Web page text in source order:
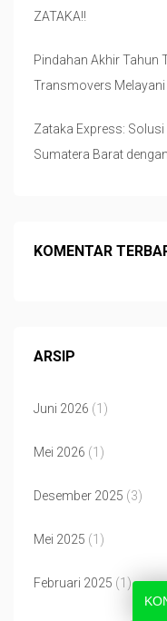
ZATAKA‼
Pindahan Akhir Tahun
Transmovers Melayani
Zataka Express:
Sumatera Barat
KOMENTAR
ARSIP
Juni 2026 (1)
Mei 2026 (1)
Desember 2025 (3)
Mei 2025 (1)
Februari 2025 (1)